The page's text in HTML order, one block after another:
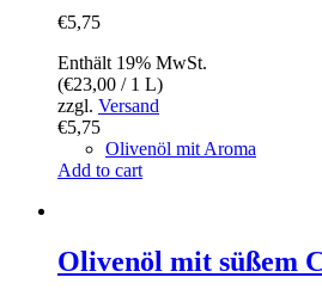
€5,75
Enthält 19% MwSt.
(€23,00 / 1 L)
zzgl. Versand
€5,75
Olivenöl mit Aroma
Add to cart
Olivenöl mit süßem